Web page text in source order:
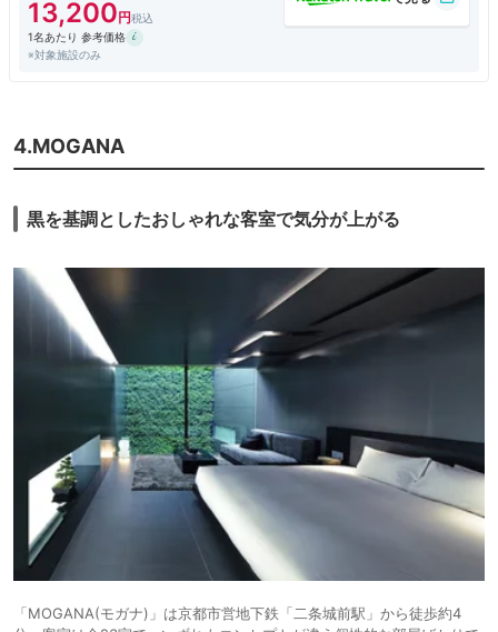
13,200
1名あたり 参考価格
※対象施設のみ
4.MOGANA
黒を基調としたおしゃれな客室で気分が上がる
「MOGANA(モガナ)」は京都市営地下鉄「二条城前駅」から徒歩約4